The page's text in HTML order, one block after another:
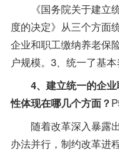
《国务院关于建立统
度的决定》从三个方面
企业和职工缴纳养老保
户规模。3、统一了基本
4、建立统一的企
性体现在哪几个方面？
随着改革深入暴露出
办法并行，制约改革进